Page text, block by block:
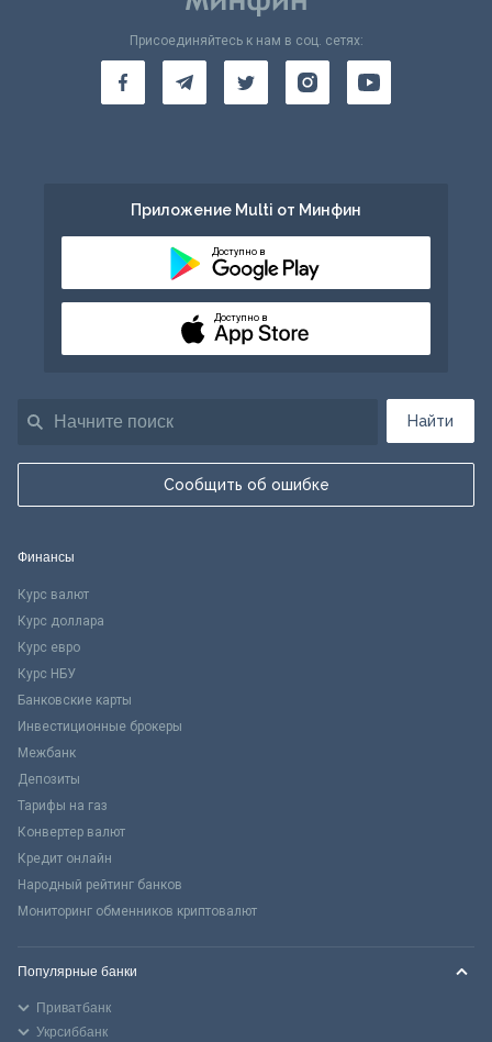
Найти
Сообщить об ошибке
Присоединяйтесь к нам в соц. сетях:
Приложение Multi от Минфин
Доступно в
Доступно в
Финансы
Курс валют
Курс доллара
Курс евро
Курс НБУ
Банковские карты
Инвестиционные брокеры
Межбанк
Депозиты
Тарифы на газ
Конвертер валют
Кредит онлайн
Народный рейтинг банков
Мониторинг обменников криптовалют
Популярные банки
Приватбанк
Укрсиббанк